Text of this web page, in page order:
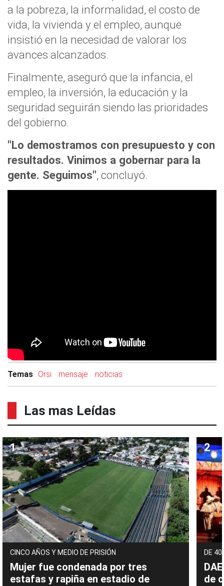
a la pobreza, la informalidad, el costo de
vida, la vivienda y el empleo, aunque
insistió en la necesidad de valorar los
avances alcanzados.
Finalmente, aseguró que la infancia, el
empleo, la inversión, la educación y la
seguridad seguirán siendo las prioridades
del gobierno.
"Lo demostramos con presupuesto y con
resultados. Vinimos a gobernar para la
gente. Seguimos", concluyó.
Temas Orsi mensaje noticias
Las mas Leídas
CINCO AÑOS Y MEDIO DE PRISIÓN
Mujer fue condenada por tres
estafas y rapiña en estadio de
DE
de